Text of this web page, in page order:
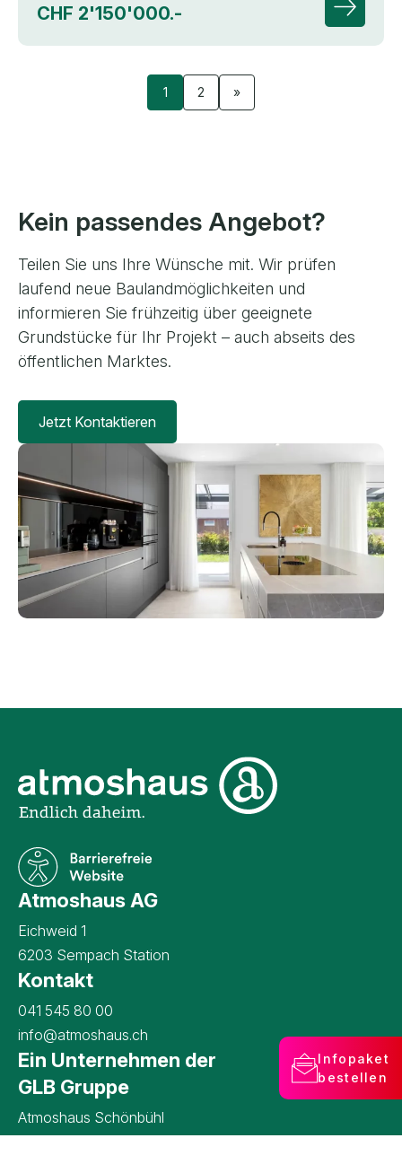
CHF 2'150'000.- Zur
1 2 »
Kein passendes Angebot?
Teilen Sie uns Ihre Wünsche mit. Wir prüfen
laufend neue Baulandmöglichkeiten und
informieren Sie frühzeitig über geeignete
Grundstücke für Ihr Projekt – auch abseits des
öffentlichen Marktes.
Jetzt Kontaktieren
Infopaket
bestellen
Atmoshaus AG
Eichweid 1
6203 Sempach Station
Kontaktangaben Atmoshaus AG
Kontakt
041 545 80 00
info@atmoshaus.ch
Ein Unternehmen der
GLB Gruppe
Atmoshaus Schönbühl
Terra Secura AG